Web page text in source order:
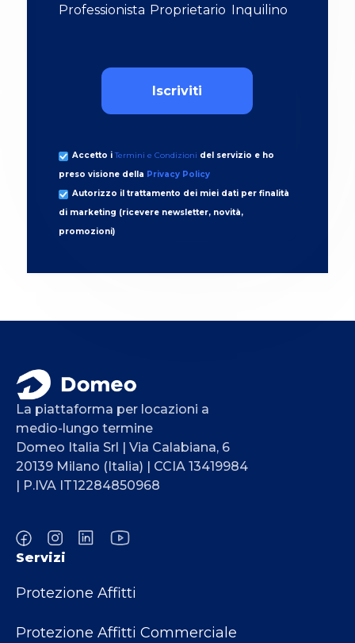
Professionista Proprietario Inquilino
Accetto iTermini e Condizioni del servizio e ho
preso visione della Privacy Policy
Autorizzo il trattamento dei miei dati per finalità
di marketing (ricevere newsletter, novità,
promozioni)
La piattaforma per locazioni a
medio-lungo termine
Domeo Italia Srl | Via Calabiana, 6
20139 Milano (Italia) | CCIA 13419984
| P.IVA IT12284850968
Servizi
Protezione Affitti
Protezione Affitti Commerciale